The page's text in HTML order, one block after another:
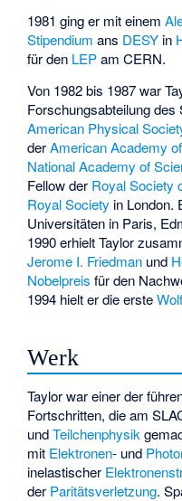
1981 ging er mit einem
Stipendium ans DESY in
für den LEPam CERN.
Von 1982 bis 1987 war
Forschungsabteilung des
American Physical
derAmerican Academy
National Academy of
Fellow der Royal Society
Royal Society in London.
Universitäten in Paris,
1990 erhielt Taylor
Jerome I. Friedman und
Nobelpreis für den
1994 hielt er die erste
Werk
Taylor war einer der
Fortschritten, die am
undTeilchenphysik
mit Elektronen- und
inelastischer
der Paritätsverletzung.